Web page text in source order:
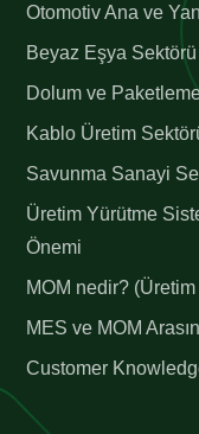
Otomotiv Ana ve
Beyaz Eşya Sektörü
Dolum ve
Kablo Üretim
Savunma Sanayi
Üretim Yürütme
Önemi
MOM nedir?
MES ve MOM
Customer